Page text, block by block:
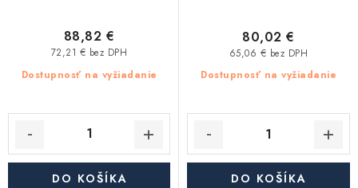
Dostupnosť na vyžiadanie
72,21 € bez DPH
88,82 €
DO KOŠÍKA
Dostupnosť na vyžiadanie
65,06 € bez DPH
80,02 €
DO KOŠÍKA